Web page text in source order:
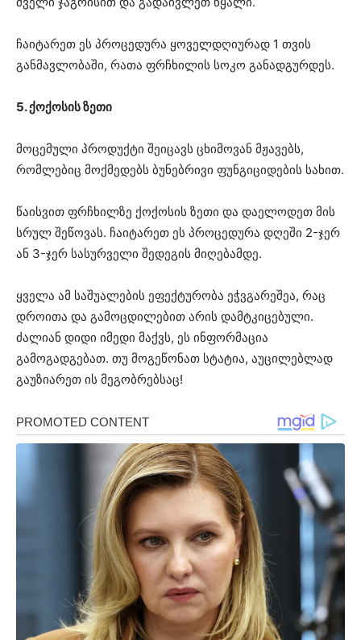
ჩაიტარეთ ეს პროცედურა ყოველდღიურად 1 თვის
განმავლობაში, რათა ფრჩხილის სოკო განადგურდეს.
5. ქოქოსის ზეთი
მოცემული პროდუქტი შეიცავს ცხიმოვან მჟავებს,
რომლებიც მოქმედებს ბუნებრივი ფუნგიციდების სახით.
წაისვით ფრჩხილზე ქოქოსის ზეთი და დაელოდეთ მის
სრულ შეწოვას. ჩაიტარეთ ეს პროცედურა დღეში 2-ჯერ
ან 3-ჯერ სასურველი შედეგის მიღებამდე.
ყველა ამ საშუალების ეფექტურობა ეჭვგარეშეა, რაც
დროითა და გამოცდილებით არის დამტკიცებული.
ძალიან დიდი იმედი მაქვს, ეს ინფორმაცია
გამოგადგებათ. თუ მოგეწონათ სტატია, აუცილებლად
გაუზიარეთ ის მეგობრებსაც!